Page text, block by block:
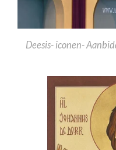
Deesis- iconen-